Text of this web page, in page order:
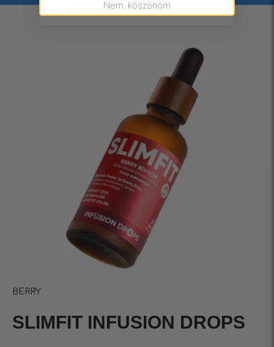
BERRY
SLIMFIT INFUSIОN DROPS
Nem, köszönöm